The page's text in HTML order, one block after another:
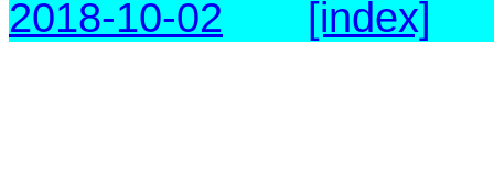
2018-10-02
[index]